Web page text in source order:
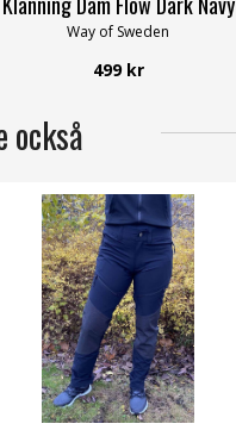
Way of Sweden
499 kr
också